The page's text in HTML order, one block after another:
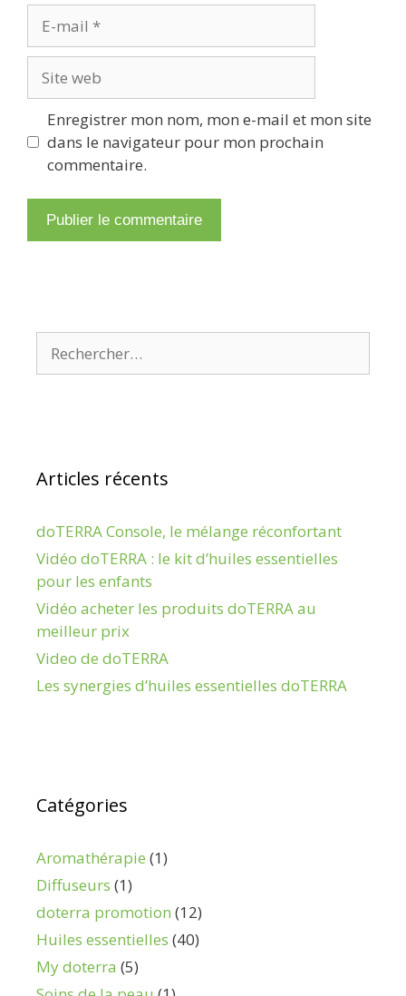
mail
web
Enregistrer mon nom, mon e-mail et mon site
dans le navigateur pour mon prochain
commentaire.
Articles récents
doTERRA Console, le mélange réconfortant
Vidéo doTERRA : le kit d’huiles essentielles
pour les enfants
Vidéo acheter les produits doTERRA au
meilleur prix
Video de doTERRA
Les synergies d’huiles essentielles doTERRA
Catégories
Aromathérapie (1)
Diffuseurs (1)
doterra promotion (12)
Huiles essentielles (40)
My doterra (5)